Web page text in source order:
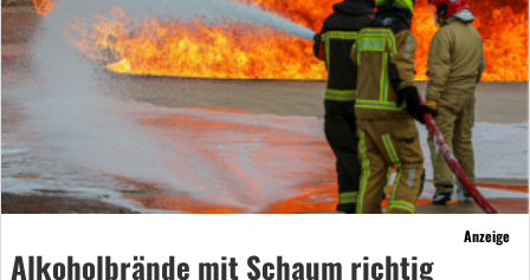
Anzeige
Alkoholbrände mit Schaum richtig